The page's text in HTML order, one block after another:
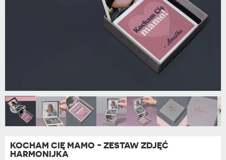
KOCHAM CIĘ MAMO - ZESTAW ZDJĘĆ
HARMONIJKA